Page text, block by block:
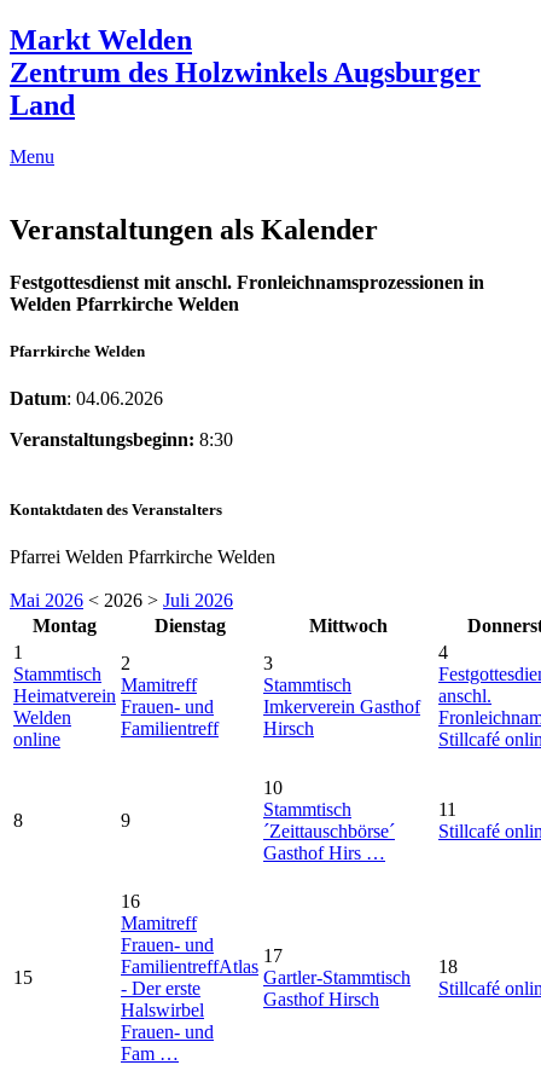
Markt Welden
Zentrum des Holzwinkels Augsburger
Land
Menu
Veranstaltungen als Kalender
Festgottesdienst mit anschl. Fronleichnamsprozessionen in
Welden Pfarrkirche Welden
Pfarrkirche Welden
Datum: 04.06.2026
Veranstaltungsbeginn: 8:30
Kontaktdaten des Veranstalters
Pfarrei Welden Pfarrkirche Welden
Mai 2026 < 2026 > Juli 2026
Montag
Dienstag Mittwoch
1
Stammtisch
Heimatverein
Welden
online
2
Mamitreff
Frauen- und
Familientreff
3
Stammtisch
Imkerverein Gasthof
Hirsch
4
anschl.
Stillcafé
8 9
10
Stammtisch
´Zeittauschbörse´
Gasthof Hirs …
11
Stillcafé
15
16
Mamitreff
Frauen- und
FamilientreffAtlas
- Der erste
Halswirbel
Frauen- und
Fam …
17
Gartler-Stammtisch
Gasthof Hirsch
18
Stillcafé